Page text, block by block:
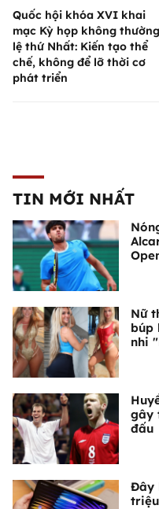
Quốc hội khóa XVI khai
mạc Kỳ họp không thường
lệ thứ Nhất: Kiến tạo thể
chế, không để lỡ thời cơ
phát triển
TIN MỚI NHẤT
Nữ
búp
nhi
gây
đấu
Đây